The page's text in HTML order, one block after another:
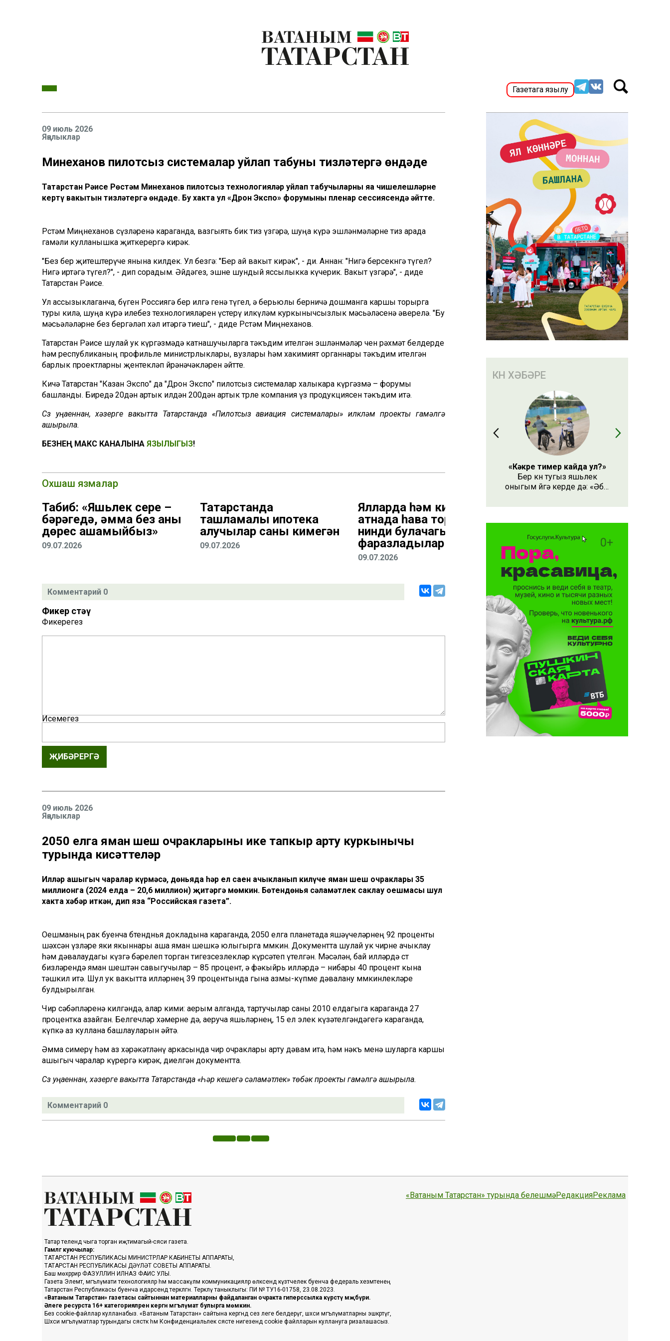
Газетага язылу
09 июль 2026
Яңалыклар
Миңнеханов пилотсыз системалар уйлап табуны тизләтергә өндәде
Татарстан Рәисе Рөстәм Миңнеханов пилотсыз технологияләр уйлап табучыларны яңа чишелешләрне
кертү вакытын тизләтергә өндәде. Бу хакта ул «Дрон Экспо» форумының пленар сессиясендә әйтте.
Рөстәм Миңнеханов сүзләренә караганда, вазгыять бик тиз үзгәрә, шуңа күрә эшләнмәләрне тиз арада
гамәли кулланышка җиткерергә кирәк.
"Без бер җитештерүче янына килдек. Ул безгә: "Бер ай вакыт кирәк", - ди. Аннан: "Нигә берсекөнгә түгел?
Нигә иртәгә түгел?", - дип сорадым. Әйдәгез, эшне шундый яссылыкка күчерик. Вакыт үзгәрә", - диде
Татарстан Рәисе.
Ул ассызыклаганча, бүген Россиягә бер илгә генә түгел, ә берьюлы берничә дошманга каршы торырга
туры килә, шуңа күрә илебез технологияләрен үстерү илкүләм куркынычсызлык мәсьәләсенә әверелә. "Бу
мәсьәләләрне без бергәләп хәл итәргә тиеш", - диде Рөстәм Миңнеханов.
Татарстан Рәисе шулай ук күргәзмәдә катнашучыларга тәкъдим ителгән эшләнмәләр өчен рәхмәт белдерде
һәм республиканың профильле министрлыклары, вузлары һәм хакимият органнары тәкъдим ителгән
барлык проектларны җентекләп өйрәнәчәкләрен әйтте.
Кичә Татарстан "Казан Экспо" да "Дрон Экспо" пилотсыз системалар халыкара күргәзмә – форумы
башланды. Биредә 20дән артык илдән 200дән артык төрле компания үз продукциясен тәкъдим итә.
Сүз уңаеннан, хәзерге вакытта Татарстанда «Пилотсыз авиация системалары» илкүләм проекты гамәлгә
ашырыла.
БЕЗНЕҢ МАКС КАНАЛЫНА ЯЗЫЛЫГЫЗ!
Охшаш язмалар
Табиб: «Яшьлек сере –
бәрәңгедә, әмма без аны
дөрес ашамыйбыз»
09.07.2026
Татарстанда
ташламалы ипотека
алучылар саны кимегән
09.07.2026
Ялларда һәм киләсе
атнада һава торышы
нинди булачагын
фаразладылар
09.07.2026
Комментарий 0
Фикер өстәү
Фикерегез
Исемегез
ҖИБӘРЕРГӘ
09 июль 2026
Яңалыклар
2050 елга яман шеш очракларының ике тапкыр арту куркынычы
турында кисәттеләр
Илләр ашыгыч чаралар күрмәсә, дөньяда һәр ел саен ачыкланып килүче яман шеш очраклары 35
миллионга (2024 елда – 20,6 миллион) җитәргә мөмкин. Бөтендөнья сәламәтлек саклау оешмасы шул
хакта хәбәр иткән, дип яза “Российская газета”.
Оешманың рак буенча бөтендөнья докладына караганда, 2050 елга планетада яшәүчеләрнең 92 проценты
шәхсән үзләре яки якыннары аша яман шешкә юлыгырга мөмкин. Документта шулай ук чирне ачыклау
һәм дәвалаудагы күзгә бәрелеп торган тигезсезлекләр күрсәтеп үтелгән. Мәсәлән, бай илләрдә сөт
бизләрендә яман шештән савыгучылар – 85 процент, ә фәкыйрь илләрдә – нибары 40 процент кына
тәшкил итә. Шул ук вакытта илләрнең 39 процентында гына азмы-күпме дәвалану мөмкинлекләре
булдырылган.
Чир сәбәпләренә килгәндә, алар кими: аерым алганда, тартучылар саны 2010 елдагыга караганда 27
процентка азайган. Белгечләр хәмерне дә, аеруча яшьләрнең, 15 ел элек күзәтелгәндәгегә караганда,
күпкә аз куллана башлауларын әйтә.
Әмма симерү һәм аз хәрәкәтләнү аркасында чир очраклары арту дәвам итә, һәм нәкъ менә шуларга каршы
ашыгыч чаралар күрергә кирәк, диелгән документта.
Сүз уңаеннан, хәзерге вакытта Татарстанда «Һәр кешегә сәламәтлек» төбәк проекты гамәлгә ашырыла.
Комментарий 0
КӨН ХӘБӘРЕ
«Кәкре тимер кайда ул?»
Бер көн тугыз яшьлек
оныгым өйгә керде дә: «Әби,
ул?» – дип сорады.
Татар телендә чыга торган иҗтимагый-сәяси газета.
Гамәлгә куючылар:
ТАТАРСТАН РЕСПУБЛИКАСЫ МИНИСТРЛАР КАБИНЕТЫ АППАРАТЫ,
ТАТАРСТАН РЕСПУБЛИКАСЫ ДӘҮЛӘТ СОВЕТЫ АППАРАТЫ.
Баш мөхәррир ФАЗУЛЛИН ИЛНАЗ ФАИС УЛЫ.
Газета Элемтә, мәгълүмати технологияләр һәм массакүләм коммуникацияләр өлкәсендә күзәтчелек буенча федераль хезмәтенең
Татарстан Республикасы буенча идарәсендә теркәлгән. Теркәлү таныклыгы: ПИ № ТУ16-01758, 23.08.2023.
«Ватаным Татарстан» газетасы сайтыннан материалларны файдаланган очракта гиперссылка күрсәтү мәҗбүри.
Әлеге ресурста 16+ категорияләренә кергән мәгълүмат булырга мөмкин.
Без cookie-файллар кулланабыз. «Ватаным Татарстан» сайтына кергәндә сез әлеге белдерүгә, шәхси мәгълүматларны эшкәртүгә,
Шәхси мәгълүматлар турындагы сәясәткә һәм Конфиденциальлек сәясәте нигезендә cookie файлларын куллануга ризалашасыз.
«Ватаным Татарстан» турында белешмәРедакцияРеклама